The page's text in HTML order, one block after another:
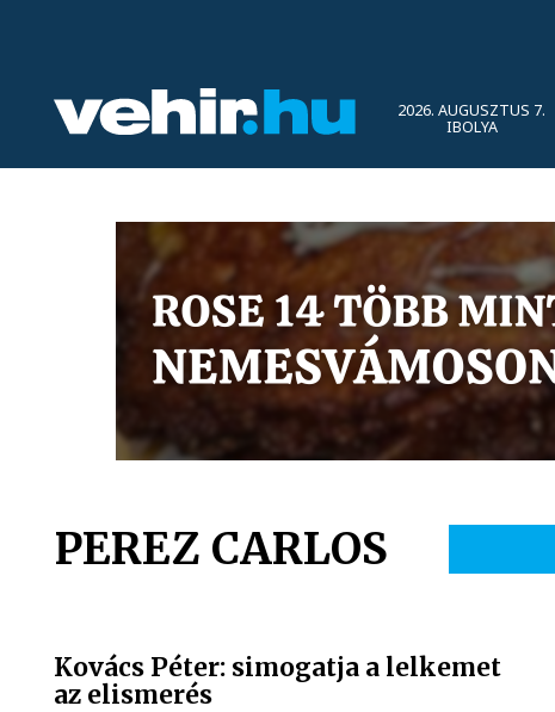
2026. AUGUSZTUS 7.
IBOLYA
PEREZ CARLOS
Kovács Péter: simogatja a lelkemet
az elismerés